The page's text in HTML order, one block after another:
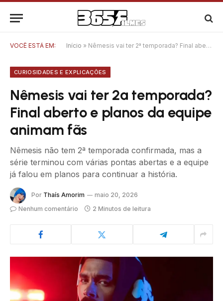
VOCÊ ESTÁ EM: Início » Nêmesis vai ter 2ª temporada? Final aberto e planos da equipe animam fãs
CURIOSIDADES E EXPLICAÇÕES
Nêmesis vai ter 2ª temporada?
Final aberto e planos da equipe
animam fãs
Nêmesis não tem 2ª temporada confirmada, mas a
série terminou com várias pontas abertas e a equipe
já falou em planos para continuar a história.
Por Thaís Amorim
maio 20, 2026
Nenhum comentário
2 Minutos de leitura